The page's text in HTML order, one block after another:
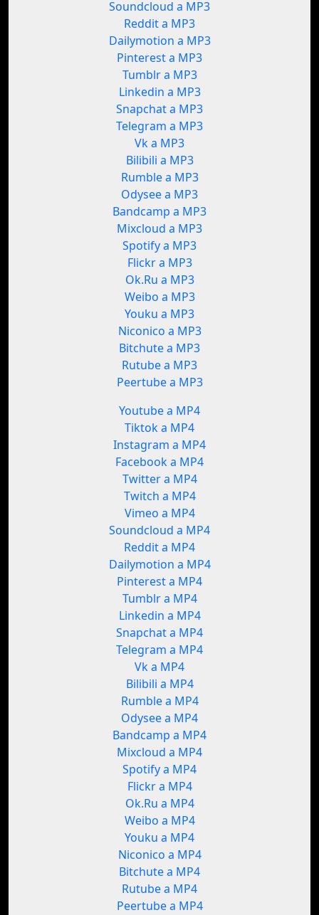
Soundcloud a MP3
Reddit a MP3
Dailymotion a MP3
Pinterest a MP3
Tumblr a MP3
Linkedin a MP3
Snapchat a MP3
Telegram a MP3
Vk a MP3
Bilibili a MP3
Rumble a MP3
Odysee a MP3
Bandcamp a MP3
Mixcloud a MP3
Spotify a MP3
Flickr a MP3
Ok.Ru a MP3
Weibo a MP3
Youku a MP3
Niconico a MP3
Bitchute a MP3
Rutube a MP3
Peertube a MP3
Youtube a MP4
Tiktok a MP4
Instagram a MP4
Facebook a MP4
Twitter a MP4
Twitch a MP4
Vimeo a MP4
Soundcloud a MP4
Reddit a MP4
Dailymotion a MP4
Pinterest a MP4
Tumblr a MP4
Linkedin a MP4
Snapchat a MP4
Telegram a MP4
Vk a MP4
Bilibili a MP4
Rumble a MP4
Odysee a MP4
Bandcamp a MP4
Mixcloud a MP4
Spotify a MP4
Flickr a MP4
Ok.Ru a MP4
Weibo a MP4
Youku a MP4
Niconico a MP4
Bitchute a MP4
Rutube a MP4
Peertube a MP4